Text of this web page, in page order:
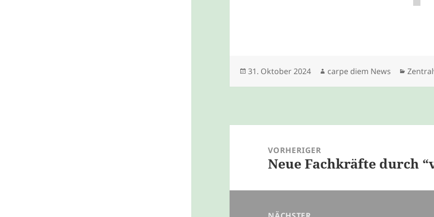
Veröffentlicht
31. Oktober 2024 Autor
carpe diem News
VORHERIGER
Vorheriger
Neue Fachkräfte durch